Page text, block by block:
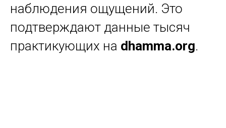
наблюдения ощущений. Это
подтверждают данные тысяч
практикующих на dhamma.org.